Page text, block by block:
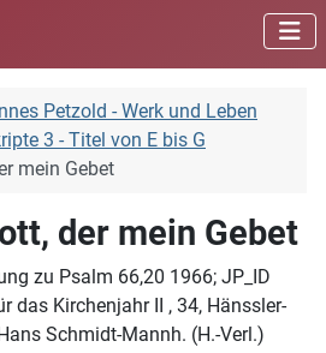
Petzold - Werk und Leben
3 - Titel von E bis G
mein Gebet
der mein Gebet
zu Psalm 66,20 1966; JP_ID
das Kirchenjahr II , 34, Hänssler-
Schmidt-Mannh. (H.-Verl.)